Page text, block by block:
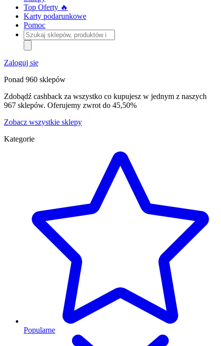
Top Oferty 🔥
Karty podarunkowe
Pomoc
Szukaj
sklepów,
produktów
i
kategorii
Zaloguj się
Ponad 960 sklepów
Zdobądź cashback za wszystko co kupujesz w jednym z naszych
967 sklepów. Oferujemy zwrot do 45,50%
Zobacz wszystkie sklepy
Kategorie
Popularne